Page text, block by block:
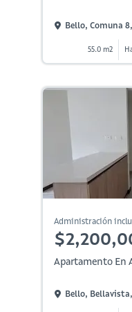
Bello, Comuna
55.0 m2
Administración
Apartamento En
Bello,